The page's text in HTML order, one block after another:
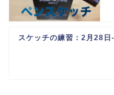
スケッチの練習：2月28日